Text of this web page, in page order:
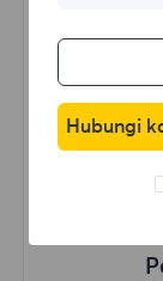
Lebih
Negara
Hubungi